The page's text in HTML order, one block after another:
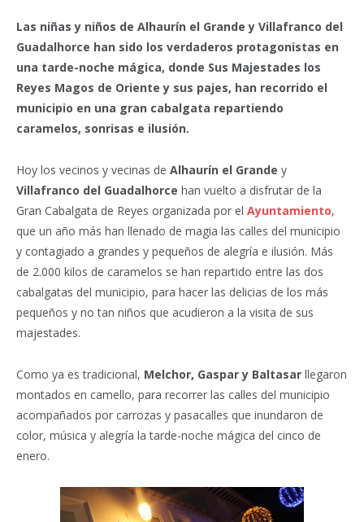
Las niñas y niños de Alhaurín el Grande y Villafranco del
Guadalhorce han sido los verdaderos protagonistas en
una tarde-noche mágica, donde Sus Majestades los
Reyes Magos de Oriente y sus pajes, han recorrido el
municipio en una gran cabalgata repartiendo
caramelos, sonrisas e ilusión.
Hoy los vecinos y vecinas de Alhaurín el Grande y
Villafranco del Guadalhorce han vuelto a disfrutar de la
Gran Cabalgata de Reyes organizada por el Ayuntamiento,
que un año más han llenado de magia las calles del municipio
y contagiado a grandes y pequeños de alegría e ilusión. Más
de 2.000 kilos de caramelos se han repartido entre las dos
cabalgatas del municipio, para hacer las delicias de los más
pequeños y no tan niños que acudieron a la visita de sus
majestades.
Como ya es tradicional, Melchor, Gaspar y Baltasar llegaron
montados en camello, para recorrer las calles del municipio
acompañados por carrozas y pasacalles que inundaron de
color, música y alegría la tarde-noche mágica del cinco de
enero.